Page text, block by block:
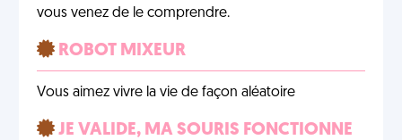
vous venez de le comprendre.
ROBOT MIXEUR
Vous aimez vivre la vie de façon aléatoire
JE VALIDE, MA SOURIS FONCTIONNE